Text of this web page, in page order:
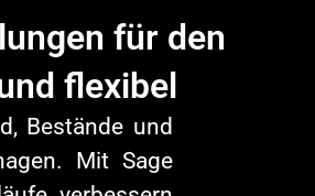
für den
flexibel
Bestände und
Mit Sage